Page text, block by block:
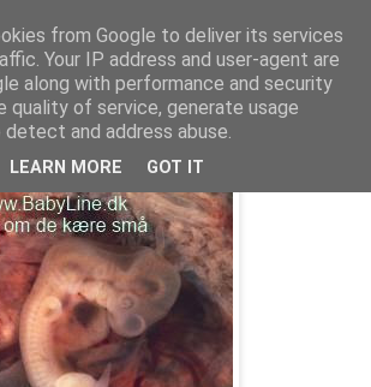
2010
- fra undfangelse til
from Google to deliver its services
Your IP address and user-agent are
along with performance and security
quality of service, generate usage
and address abuse.
LEARN MORE GOT IT